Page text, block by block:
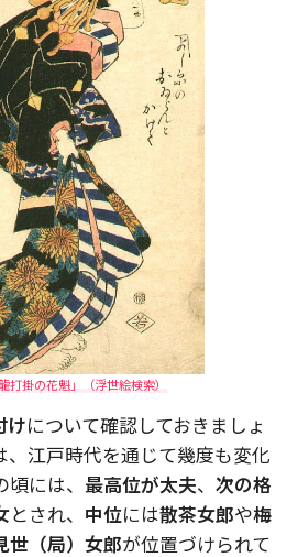
打掛の花魁」（浮世絵検索）
けについて確認しておきましょ
、江戸時代を通じて幾度も変化
には、 最高位が太夫、 次の格
とされ、 中位には散茶女郎や梅
世（局）女郎が位置づけられて